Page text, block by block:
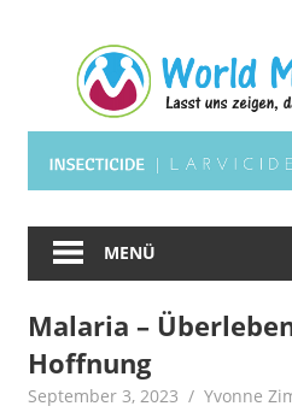
Lasst
uns
zeigen,
dass
uns
das
ist.
MENÜ
Malaria –
Hoffnung
September 3, 2023 Yvonne